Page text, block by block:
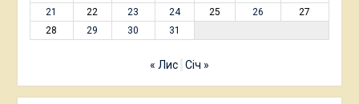
21
22 23 24 25 26
27
28
29 30 31
« Лис Січ »